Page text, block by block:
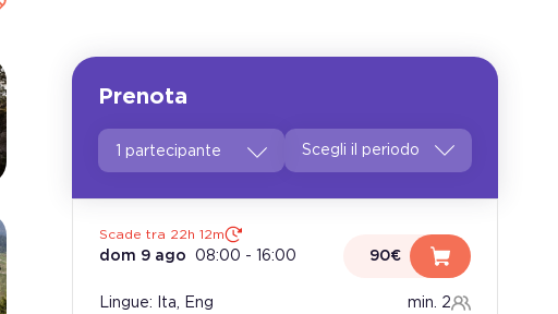
Prenota
1 partecipante
Scade tra 22h 12m
dom 9 ago 08:00 - 16:00 90€
Lingue: Ita, Eng min. 2